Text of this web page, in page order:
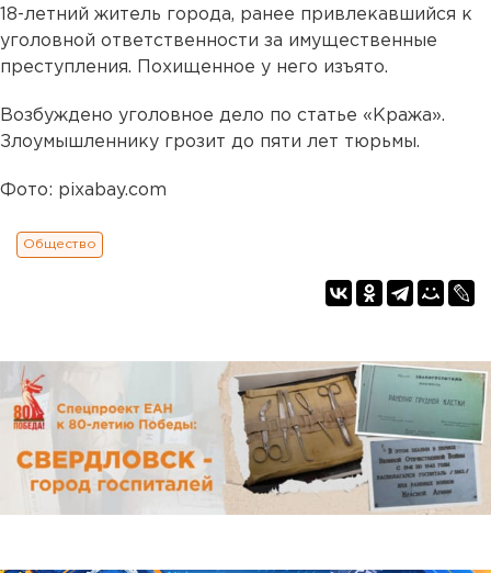
18-летний житель города, ранее привлекавшийся к
уголовной ответственности за имущественные
преступления. Похищенное у него изъято.
Возбуждено уголовное дело по статье «Кража».
Злоумышленнику грозит до пяти лет тюрьмы.
Фото: pixabay.com
Общество